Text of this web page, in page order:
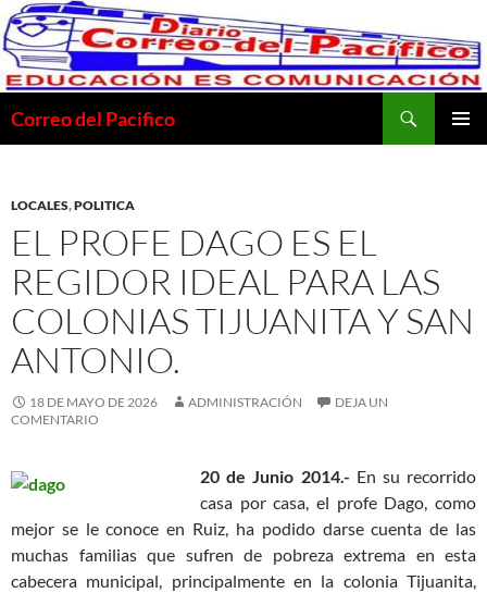
Saltar
al
contenido
Correo del Pacifico
LOCALES,POLITICA
EL PROFE DAGO ES EL
REGIDOR IDEAL PARA LAS
COLONIAS TIJUANITA Y SAN
ANTONIO.
18 DE MAYO DE 2026 ADMINISTRACIÓN
DEJA UN
COMENTARIO
20 de Junio 2014.- En su recorrido
casa por casa, el profe Dago, como
mejor se le conoce en Ruiz, ha podido darse cuenta de las
muchas familias que sufren de pobreza extrema en esta
cabecera municipal, principalmente en la colonia Tijuanita,